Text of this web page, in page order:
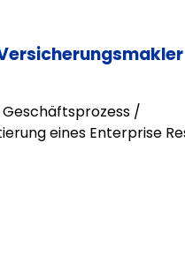
/
eines Enterprise